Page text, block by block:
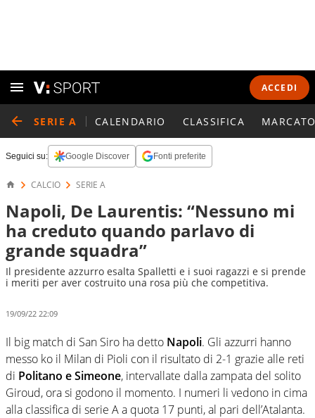
ACCEDI
SERIE A CALENDARIO CLASSIFICA
Seguici su: Google Discover Fonti preferite
CALCIO SERIE A
Napoli, De Laurentis: “Nessuno mi
ha creduto quando parlavo di
grande squadra”
Il presidente azzurro esalta Spalletti e i suoi ragazzi e si prende
i meriti per aver costruito una rosa più che competitiva.
19/09/22 22:09
Il big match di San Siro ha detto Napoli. Gli azzurri hanno
messo ko il Milan di Pioli con il risultato di 2-1 grazie alle reti
di Politano e Simeone, intervallate dalla zampata del solito
Giroud, ora si godono il momento. I numeri li vedono in cima
alla classifica di serie A a quota 17 punti, al pari dell’Atalanta.